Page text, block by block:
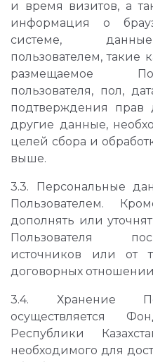
и время визитов, а
информация о
системе,
пользователем, такие
размещаемое
пользователя, пол,
подтверждения прав
другие данные,
целей сбора и
выше.
3.3. Персональные
Пользователем.
дополнять или
Пользователя
источников или от
договорных
3.4. Хранение
осуществляется
Республики
необходимого для